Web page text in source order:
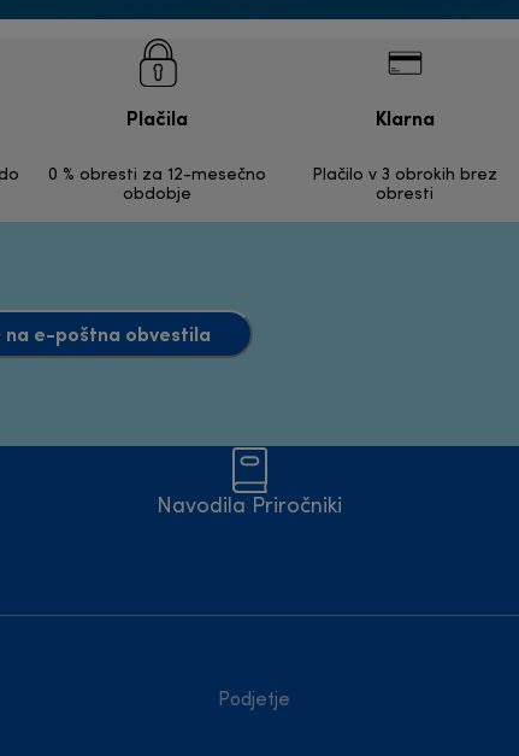
Plačila
0 % obresti za 12-mesečno
obdobje
Klarna
Plačilo v 3 obrokih brez
obresti
na e-poštna obvestila
Navodila Priročniki
Podjetje